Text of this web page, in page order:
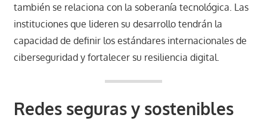
también se relaciona con la soberanía tecnológica. Las
instituciones que lideren su desarrollo tendrán la
capacidad de definir los estándares internacionales de
ciberseguridad y fortalecer su resiliencia digital.
Redes seguras y sostenibles